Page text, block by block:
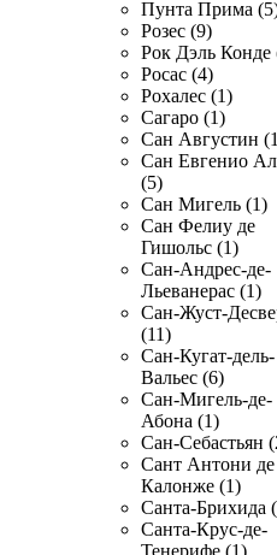
Пунта Прима
Розес (9)
Рок Дэль Конде
Росас (4)
Рохалес (1)
Сагаро (1)
Сан Августин
Сан Евгенио
(5)
Сан Мигель (1)
Сан Фелиу де
Гишольс (1)
Сан-Андрес-де-
Льеванерас (1)
Сан-Жуст-
(11)
Сан-Кугат-дель-
Вальес (6)
Сан-Мигель-де-
Абона (1)
Сан-Себастьян
Сант Антони де
Калонже (1)
Санта-Брихида
Санта-Крус-де-
Тенерифе (1)